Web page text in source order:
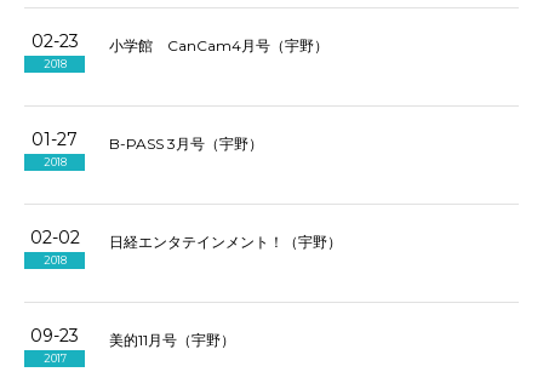
02-23
2018
小学館 CanCam4月号（宇野）
01-27
2018
B-PASS 3月号（宇野）
02-02
2018
日経エンタテインメント！（宇野）
09-23
2017
美的11月号（宇野）